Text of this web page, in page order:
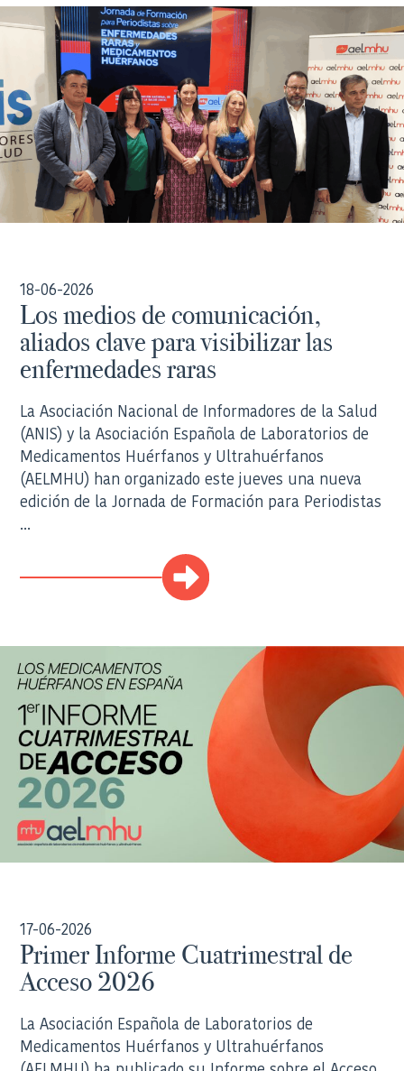
18-06-2026
Los medios de comunicación,
aliados clave para visibilizar las
enfermedades raras
La Asociación Nacional de Informadores de la Salud
(ANIS) y la Asociación Española de Laboratorios de
Medicamentos Huérfanos y Ultrahuérfanos
(AELMHU) han organizado este jueves una nueva
edición de la Jornada de Formación para Periodistas
...
17-06-2026
Primer Informe Cuatrimestral de
Acceso 2026
La Asociación Española de Laboratorios de
Medicamentos Huérfanos y Ultrahuérfanos